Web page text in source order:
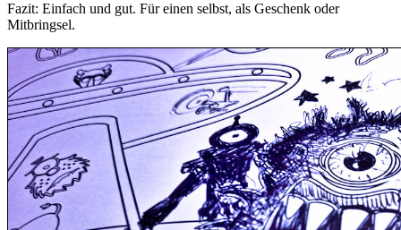
Fazit: Einfach und gut. Für einen selbst, als Geschenk oder
Mitbringsel.